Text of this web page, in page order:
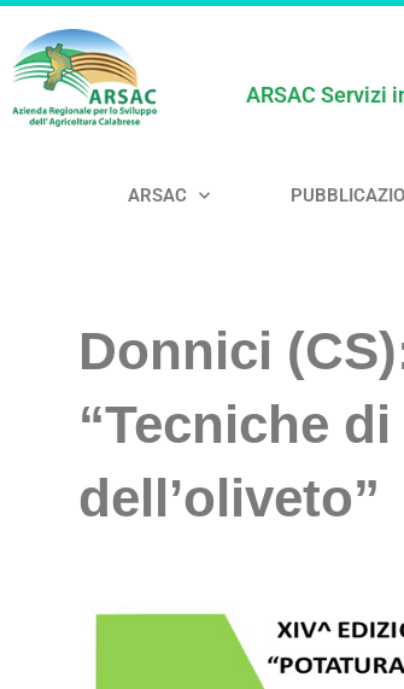
ARSAC Servizi
ARSAC
Donnici
“Tecniche
dell’oliveto”